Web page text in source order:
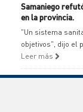
Samaniego
en la provincia.
"Un sistema
objetivos", dijo el
Leer más